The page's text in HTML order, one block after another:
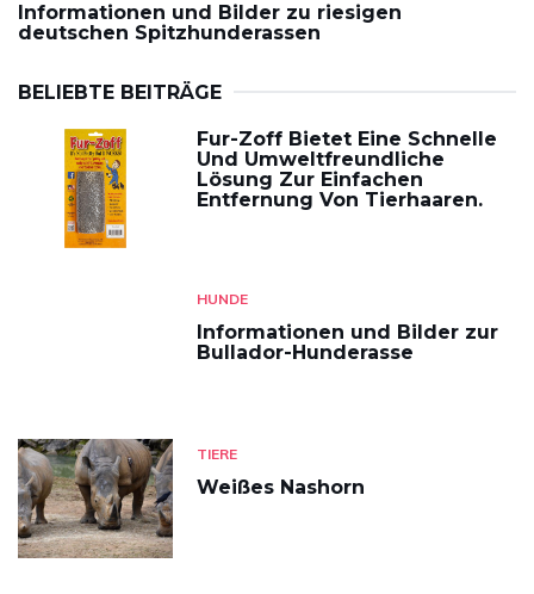
Informationen und Bilder zu riesigen
deutschen Spitzhunderassen
BELIEBTE BEITRÄGE
Fur-Zoff Bietet Eine Schnelle
Und Umweltfreundliche
Lösung Zur Einfachen
Entfernung Von Tierhaaren.
HUNDE
Informationen und Bilder zur
Bullador-Hunderasse
TIERE
Weißes Nashorn